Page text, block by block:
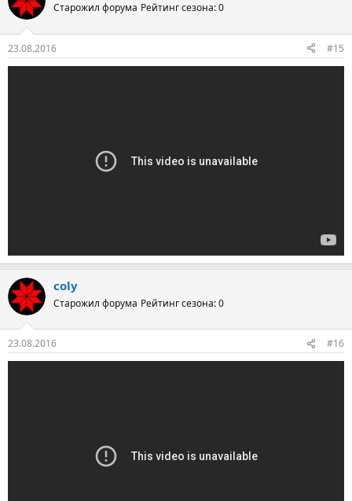
Старожил форума Рейтинг сезона: 0
23.08.2016 #15
coly
Старожил форума Рейтинг сезона: 0
23.08.2016 #16